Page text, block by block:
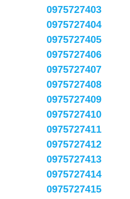
0975727403
0975727404
0975727405
0975727406
0975727407
0975727408
0975727409
0975727410
0975727411
0975727412
0975727413
0975727414
0975727415